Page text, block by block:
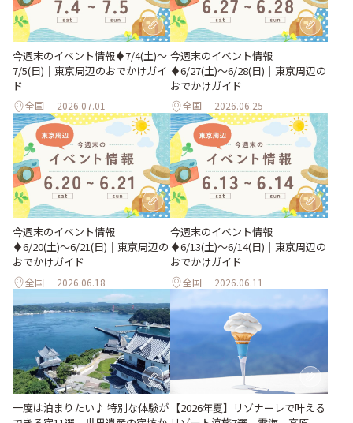
今週末のイベント情報♦︎7/4(土)〜
7/5(日)｜東京周辺のおでかけガイ
ド
全国 2026.07.01
今週末のイベント情報
♦︎6/27(土)〜6/28(日)｜東京周辺の
おでかけガイド
全国 2026.06.25
今週末のイベント情報
♦︎6/20(土)〜6/21(日)｜東京周辺の
おでかけガイド
全国 2026.06.18
今週末のイベント情報
♦︎6/13(土)〜6/14(日)｜東京周辺の
おでかけガイド
全国 2026.06.11
一度は泊まりたい♪ 特別な体験が 【2026年夏】リゾナーレで叶える